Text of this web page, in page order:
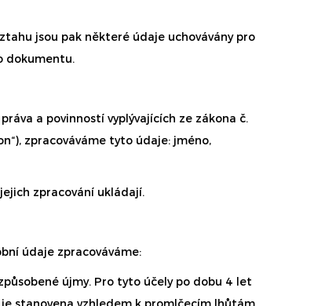
jsou pak některé údaje uchovávány pro
dokumentu.
a povinností vyplývajících ze zákona č.
zpracováváme tyto údaje: jméno,
zpracování ukládají.
údaje zpracováváme:
újmy. Pro tyto účely po dobu 4 let
stanovena vzhledem k promlčecím lhůtám